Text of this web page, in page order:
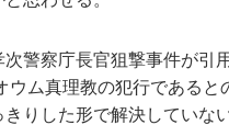
警察庁長官狙撃事件が引
ウム真理教の犯行であると
きりした形で解決していな